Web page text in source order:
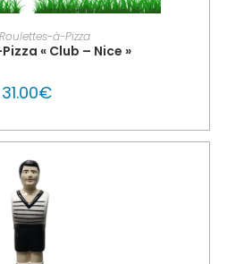
MON GLOUTON
Roulettes-à-Pizza
« Club – Nice »
31.00€